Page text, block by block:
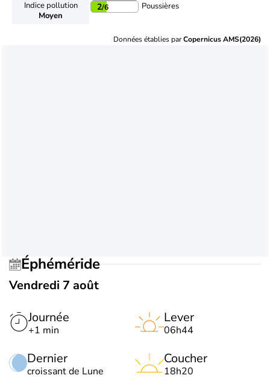
Indice pollution
Moyen
2/6 Poussières
Données établies parCopernicus AMS(2026)
Éphéméride
Vendredi 7 août
Journée
+1 min
Dernier
croissant de Lune
Lever
06h44
Coucher
18h20